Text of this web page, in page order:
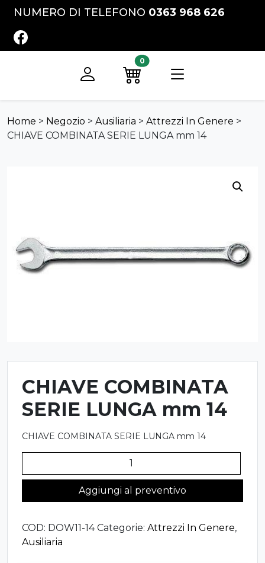
Vai al contenuto
NUMERO DI TELEFONO 0363 968 626
FACEBOOK
Registrati Preventivo
0
Home > Negozio > Ausiliaria > Attrezzi In Genere >
CHIAVE COMBINATA SERIE LUNGA mm 14
CHIAVE COMBINATA
SERIE LUNGA mm 14
CHIAVE COMBINATA SERIE LUNGA mm 14
COMBINATA
LUNGA
14
quantità
Aggiungi al preventivo
COD: DOW11-14 Categorie: Attrezzi In Genere,
Ausiliaria